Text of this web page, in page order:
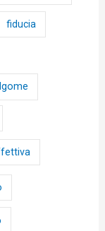
fiducia